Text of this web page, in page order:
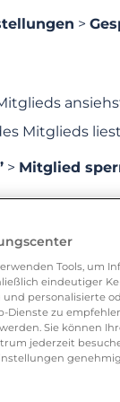
KATEGORIEN
>
Mitglieds liest
> Mitglied
Gesperrte
ein
zu
Tools, um
eindeutiger
personalisierte
Dienste zu
Sie können
jederzeit